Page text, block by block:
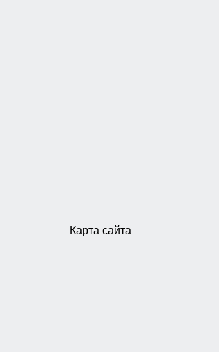
Карта сайта